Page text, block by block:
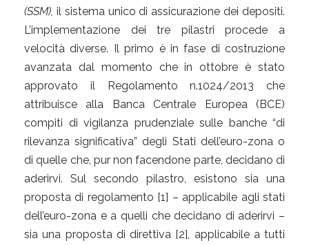
(SSM), il sistema unico di assicurazione dei depositi.
L’implementazione dei tre pilastri procede a
velocità diverse. Il primo è in fase di costruzione
avanzata dal momento che in ottobre è stato
approvato il Regolamento n.1024/2013 che
attribuisce alla Banca Centrale Europea (BCE)
compiti di vigilanza prudenziale sulle banche “di
rilevanza significativa” degli Stati dell’euro-zona o
di quelle che, pur non facendone parte, decidano di
aderirvi. Sul secondo pilastro, esistono sia una
proposta di regolamento [1] – applicabile agli stati
dell’euro-zona e a quelli che decidano di aderirvi –
sia una proposta di direttiva [2], applicabile a tutti